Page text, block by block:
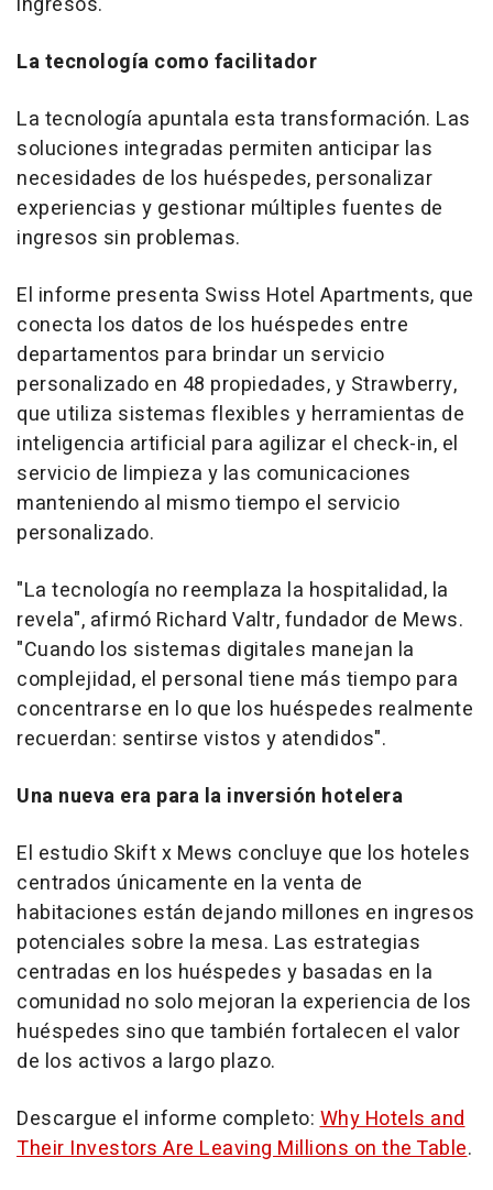
La tecnología como facilitador
La tecnología apuntala esta transformación. Las
soluciones integradas permiten anticipar las
necesidades de los huéspedes, personalizar
experiencias y gestionar múltiples fuentes de
ingresos sin problemas.
El informe presenta Swiss Hotel Apartments, que
conecta los datos de los huéspedes entre
departamentos para brindar un servicio
personalizado en 48 propiedades, y Strawberry,
que utiliza sistemas flexibles y herramientas de
inteligencia artificial para agilizar el check-in, el
servicio de limpieza y las comunicaciones
manteniendo al mismo tiempo el servicio
personalizado.
"La tecnología no reemplaza la hospitalidad, la
revela", afirmó Richard Valtr, fundador de Mews.
"Cuando los sistemas digitales manejan la
complejidad, el personal tiene más tiempo para
concentrarse en lo que los huéspedes realmente
recuerdan: sentirse vistos y atendidos".
Una nueva era para la inversión hotelera
El estudio Skift x Mews concluye que los hoteles
centrados únicamente en la venta de
habitaciones están dejando millones en ingresos
potenciales sobre la mesa. Las estrategias
centradas en los huéspedes y basadas en la
comunidad no solo mejoran la experiencia de los
huéspedes sino que también fortalecen el valor
de los activos a largo plazo.
Descargue el informe completo:Why Hotels and
Their Investors Are Leaving Millions on the Table.